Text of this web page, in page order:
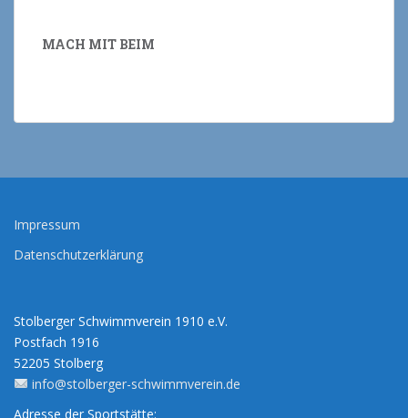
MACH MIT BEIM
Impressum
Datenschutzerklärung
Stolberger Schwimmverein 1910 e.V.
Postfach 1916
52205 Stolberg
info@stolberger-schwimmverein.de
Adresse der Sportstätte: